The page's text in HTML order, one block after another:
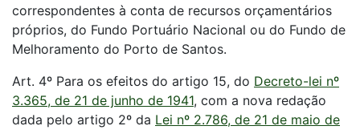
correspondentes à conta de recursos orçamentários
próprios, do Fundo Portuário Nacional ou do Fundo de
Melhoramento do Porto de Santos.
Art. 4º Para os efeitos do artigo 15, do Decreto-lei nº
3.365, de 21 de junho de 1941, com a nova redação
dada pelo artigo 2º da Lei nº 2.786, de 21 de maio de